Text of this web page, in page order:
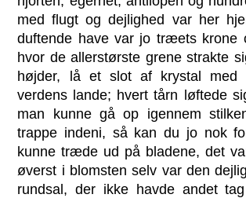
med flugt og dejlighed var her
duftende have var jo træets krone
hvor de allerstørste grene strakte
højder, lå et slot af krystal med
verdens lande; hvert tårn løftede
man kunne gå op igennem
trappe indeni, så kan du jo nok
kunne træde ud på bladene, det
øverst i blomsten selv var den
rundsal, der ikke havde andet